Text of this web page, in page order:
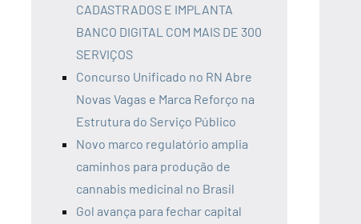
CADASTRADOS E IMPLANTA
BANCO DIGITAL COM MAIS DE 300
SERVIÇOS
Concurso Unificado no RN Abre
Novas Vagas e Marca Reforço na
Estrutura do Serviço Público
Novo marco regulatório amplia
caminhos para produção de
cannabis medicinal no Brasil
Gol avança para fechar capital